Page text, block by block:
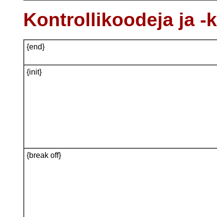
Kontrollikoodeja ja -
{end}
{init}
{break off}